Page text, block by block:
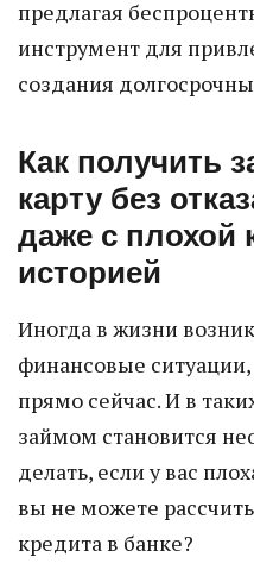
предлагая
инструмент для
создания
Как получить
карту без
даже с плохой
историей
Иногда в жизни
финансовые
прямо сейчас. И в
займом становится
делать, если у вас
вы не можете
кредита в банке?